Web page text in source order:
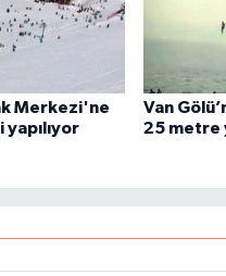
Merkezi'ne
yapılıyor
Van
25 metre